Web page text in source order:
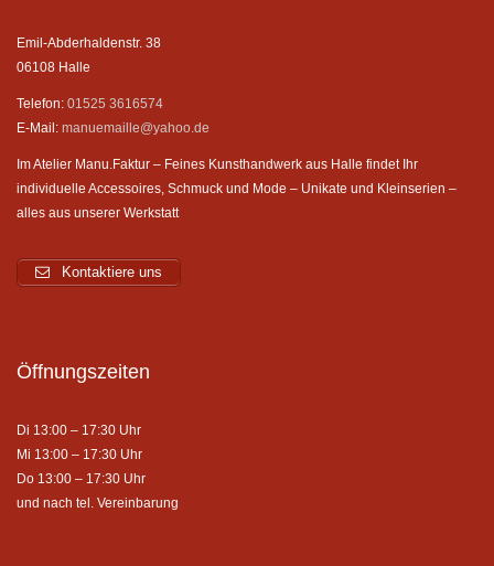
Emil-Abderhaldenstr. 38
06108 Halle
Telefon: 01525 3616574
E-Mail: manuemaille@yahoo.de
Im Atelier Manu.Faktur – Feines Kunsthandwerk aus Halle findet Ihr
individuelle Accessoires, Schmuck und Mode – Unikate und Kleinserien –
alles aus unserer Werkstatt
Kontaktiere uns
Öffnungszeiten
Di 13:00 – 17:30 Uhr
Mi 13:00 – 17:30 Uhr
Do 13:00 – 17:30 Uhr
und nach tel. Vereinbarung